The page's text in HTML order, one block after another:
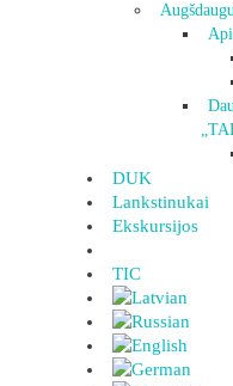
DUK
Lankstinukai
Ekskursijos
TIC